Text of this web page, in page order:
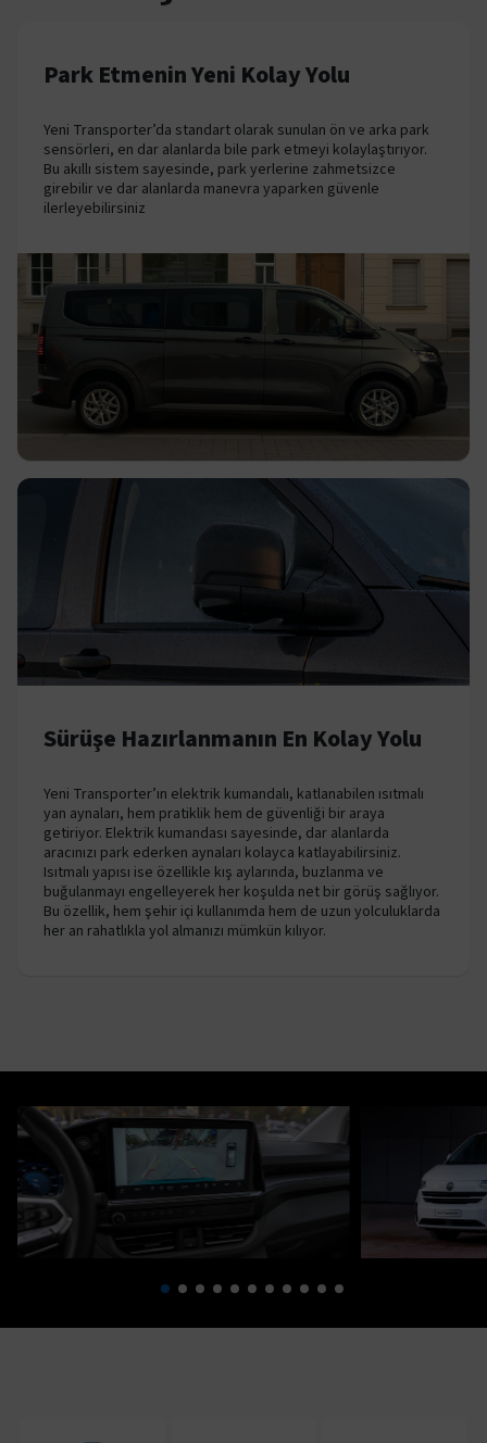
Park Etmenin Yeni Kolay Yolu
Yeni Transporter’da standart olarak sunulan ön ve arka park
sensörleri, en dar alanlarda bile park etmeyi kolaylaştırıyor.
Bu akıllı sistem sayesinde, park yerlerine zahmetsizce
girebilir ve dar alanlarda manevra yaparken güvenle
ilerleyebilirsiniz
Sürüşe Hazırlanmanın En Kolay Yolu
Yeni Transporter’ın elektrik kumandalı, katlanabilen ısıtmalı
yan aynaları, hem pratiklik hem de güvenliği bir araya
getiriyor. Elektrik kumandası sayesinde, dar alanlarda
aracınızı park ederken aynaları kolayca katlayabilirsiniz.
Isıtmalı yapısı ise özellikle kış aylarında, buzlanma ve
buğulanmayı engelleyerek her koşulda net bir görüş sağlıyor.
Bu özellik, hem şehir içi kullanımda hem de uzun yolculuklarda
her an rahatlıkla yol almanızı mümkün kılıyor.